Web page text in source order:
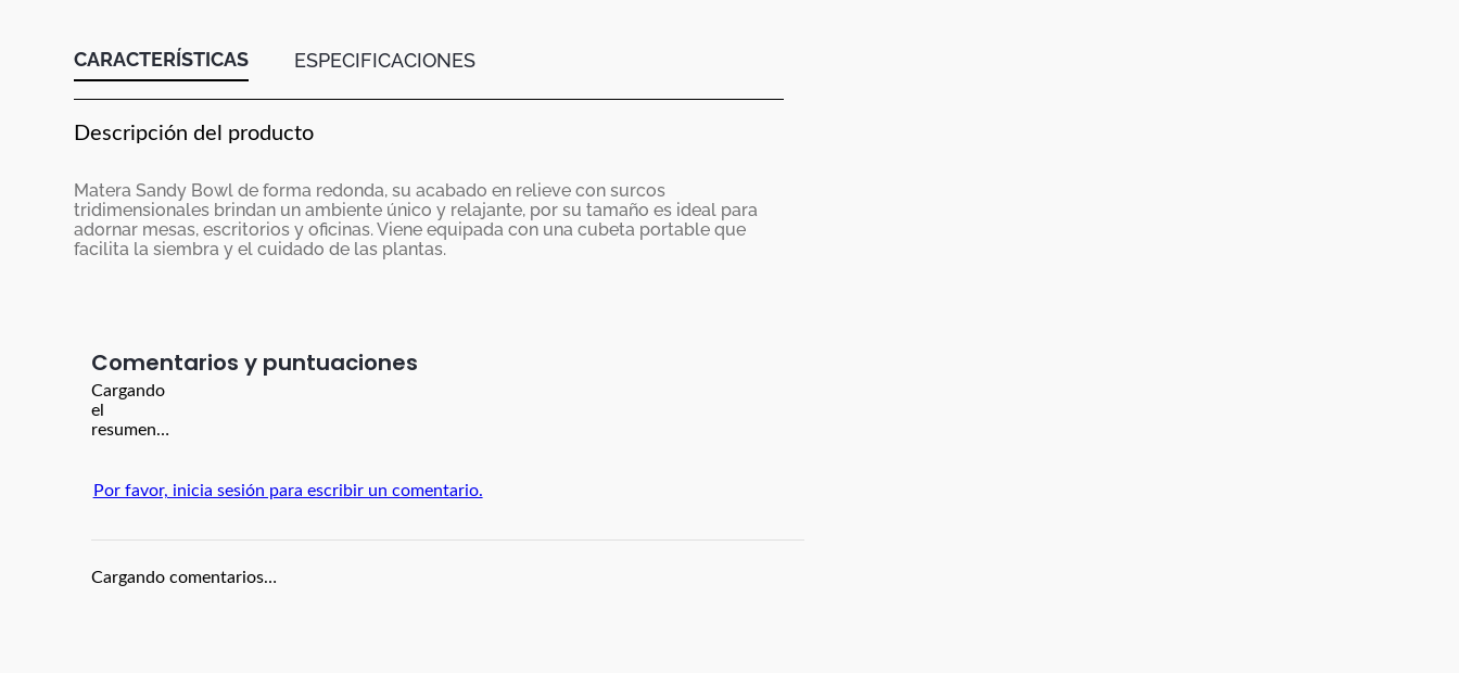
CARACTERÍSTICAS ESPECIFICACIONES
Descripción del producto
Matera Sandy Bowl de forma redonda, su acabado en relieve con surcos
tridimensionales brindan un ambiente único y relajante, por su tamaño es ideal para
adornar mesas, escritorios y oficinas. Viene equipada con una cubeta portable que
facilita la siembra y el cuidado de las plantas.
Comentarios
Cargando
el
resumen…
Por favor, inicia sesión para escribir un comentario.
Cargando comentarios…